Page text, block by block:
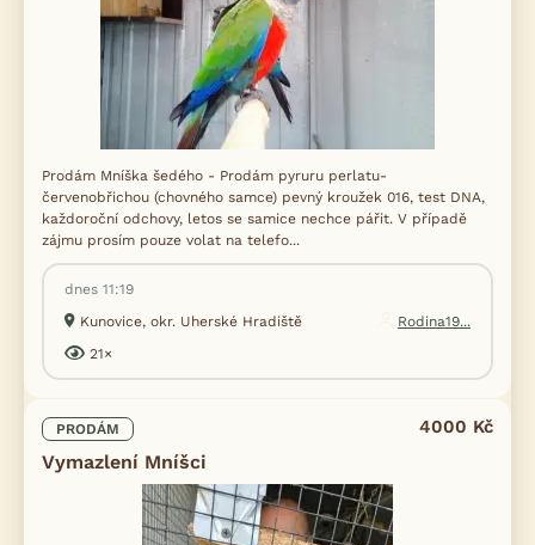
Prodám Mníška šedého - Prodám pyruru perlatu-
červenobřichou (chovného samce) pevný kroužek 016, test DNA,
každoroční odchovy, letos se samice nechce pářit. V případě
zájmu prosím pouze volat na telefo...
dnes 11:19
Kunovice, okr. Uherské Hradiště
Rodina19...
21×
PRODÁM
Vymazlení Mníšci
4000 Kč